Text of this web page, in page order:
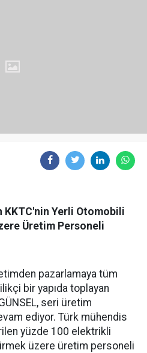
KKTC'nin Yerli Otomobili
Üretim Personeli
pazarlamaya tüm
bir yapıda toplayan
seri üretim
ediyor. Türk mühendis
yüzde 100 elektrikli
üzere üretim personeli